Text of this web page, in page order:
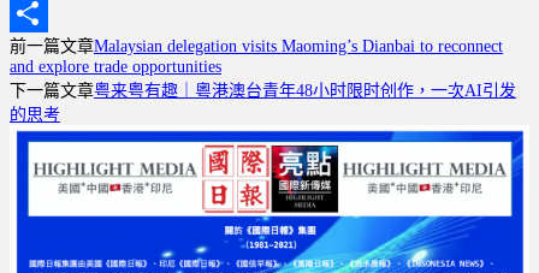
WhatsApp
分
享
前一篇文章Malaysian delegation visits Maoming’s Dianbai to reconnect
and explore trade opportunities
下一篇文章粤来粤有趣｜粵港澳台青年48小时限时创作，一次AI引发
的思考